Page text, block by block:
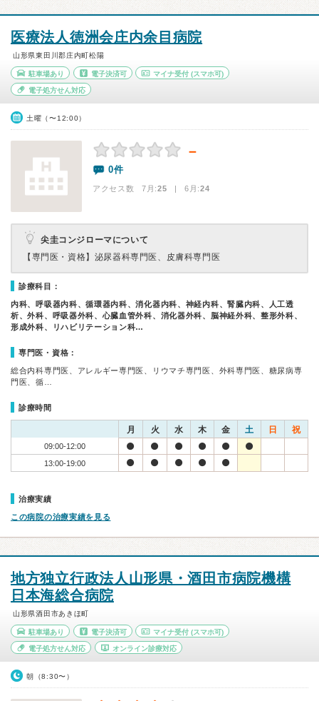
医療法人徳洲会庄内余目病院
山形県東田川郡庄内町松陽
駐車場あり 電子決済可 マイナ受付 (スマホ可)
電子処方せん対応
土曜（〜12:00）
－
0件
アクセス数 7月:25 | 6月:24
尖圭コンジローマについて
【専門医・資格】 泌尿器科専門医、皮膚科専門医
診療科目：
内科、呼吸器内科、循環器内科、消化器内科、神経内科、腎臓内科、人工透
析、外科、呼吸器外科、心臓血管外科、消化器外科、脳神経外科、整形外科、
形成外科、リハビリテーション科…
専門医・資格：
総合内科専門医、アレルギー専門医、リウマチ専門医、外科専門医、糖尿病専
門医、循…
診療時間
月 火 水 木 金 土 日 祝
09:00-12:00
13:00-19:00
治療実績
この病院の治療実績を見る
地方独立行政法人山形県・酒田市病院機構
日本海総合病院
山形県酒田市あきほ町
駐車場あり 電子決済可 マイナ受付 (スマホ可)
電子処方せん対応 オンライン診療対応
朝（8:30〜）